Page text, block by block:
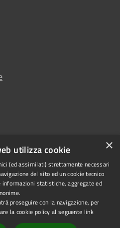
di Ciampino
Powered byMunicipium
×
utilizza cookie
(ed assimilati) strettamente necessari
del sito ed un cookie tecnico
statistiche, aggregate ed
proseguire con la navigazione, per
la cookie policy al seguente link